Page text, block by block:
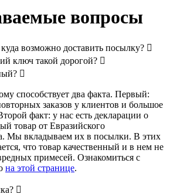
вопросы
возможно доставить посылку?
ключ такой дорогой?
способствует два факта. Первый:
заказов у клиентов и большое
факт: у нас есть декларации о
товар от Евразийского
Мы вкладываем их в посылки. В этих
что товар качественный и в нем не
примесей. Ознакомиться с
на этой странице.